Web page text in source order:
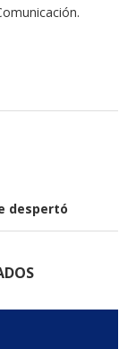
despertó